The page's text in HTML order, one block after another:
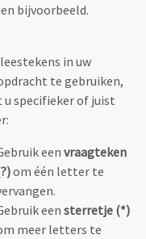
bijvoorbeeld.
in uw
te gebruiken,
u specifieker of juist
eenvraagteken
om één letter te
eensterretje (*)
meer letters te